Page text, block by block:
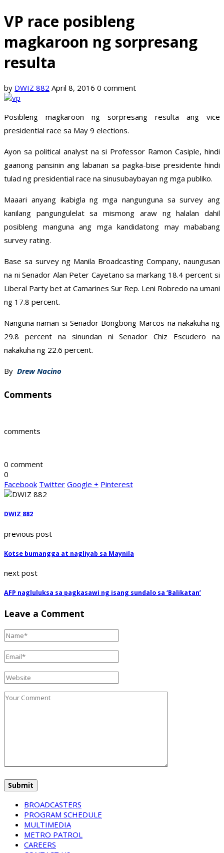
VP race posibleng
magkaroon ng sorpresang
resulta
by DWIZ 882 April 8, 2016 0 comment
Posibleng magkaroon ng sorpresang resulta ang vice
presidential race sa May 9 elections.
Ayon sa political analyst na si Professor Ramon Casiple, hindi
gaanong pansinin ang labanan sa pagka-bise presidente hindi
tulad ng presidential race na sinusubaybayan ng mga publiko.
Maaari anyang ikabigla ng mga nangunguna sa survey ang
kanilang pangungulelat sa mismong araw ng halalan dahil
posibleng manguna ang mga kandidatong may mababang
survey rating.
Base sa survey ng Manila Broadcasting Company, naungusan
na ni Senador Alan Peter Cayetano sa markang 18.4 percent si
Liberal Party bet at Camarines Sur Rep. Leni Robredo na umani
ng 17.8 percent.
Nanguna naman si Senador Bongbong Marcos na nakakuha ng
29.8 percent na sinundan ni Senador Chiz Escudero na
nakakuha ng 22.6 percent.
By Drew Nacino
Comments
comments
0 comment
0
Facebook Twitter Google + Pinterest
DWIZ 882
previous post
Kotse bumangga at nagliyab sa Maynila
next post
AFP nagluluksa sa pagkasawi ng isang sundalo sa ‘Balikatan’
Leave a Comment
BROADCASTERS
PROGRAM SCHEDULE
MULTIMEDIA
METRO PATROL
CAREERS